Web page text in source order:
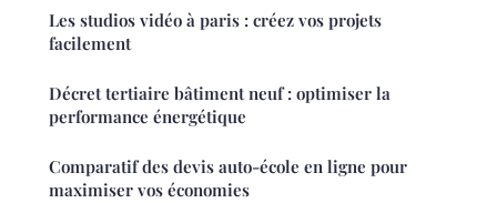
Les studios vidéo à paris : créez vos projets
facilement
Décret tertiaire bâtiment neuf : optimiser la
performance énergétique
Comparatif des devis auto-école en ligne pour
maximiser vos économies